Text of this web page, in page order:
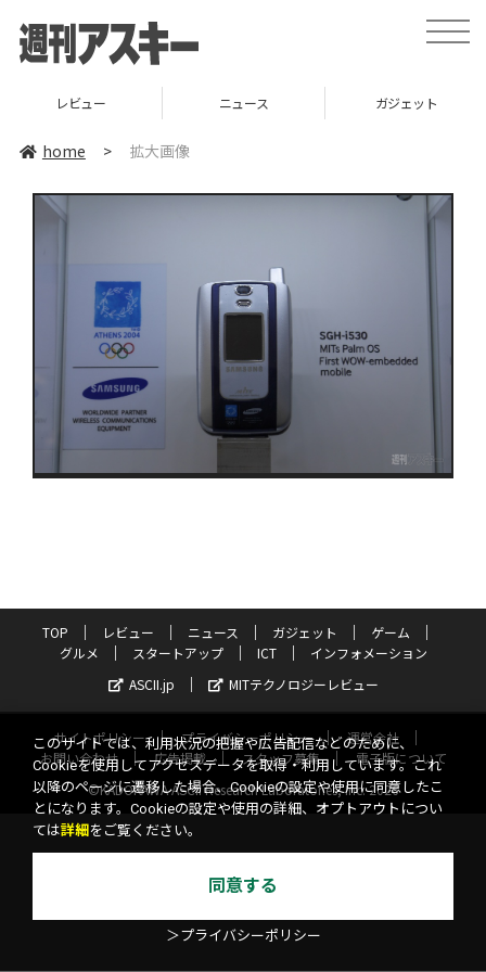
toggle
レビュー ニュース ガジェット
home > 拡大画像
TOP レビュー ニュース ガジェット
ゲーム
グルメ
スタートアップ ICT
インフォメーション
ASCII.jp
MITテクノロジーレビュー
サイトポリシー プライバシーポリシー
運営会社
お問い合わせ
広告掲載 スタッフ募集
電子版について
©KADOKAWA ASCII Research Laboratories, Inc. 2026
このサイトでは、利用状況の把握や広告配信などのために、
Cookieを使用してアクセスデータを取得・利用しています。これ
以降のページに遷移した場合、Cookieの設定や使用に同意したこ
とになります。Cookieの設定や使用の詳細、オプトアウトについ
ては詳細 をご覧ください。
同意する
＞プライバシーポリシー